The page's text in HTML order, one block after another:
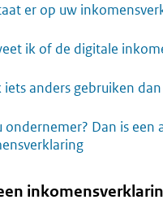
er op uw
ik of de digitale
iets anders gebruiken
ondernemer? Dan is